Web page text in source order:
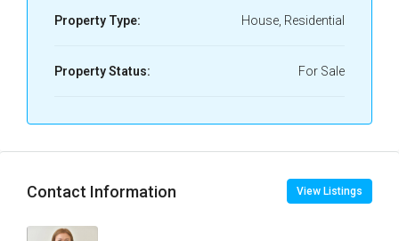
Property Type: House, Residential
Property Status: For Sale
Contact Information View Listings